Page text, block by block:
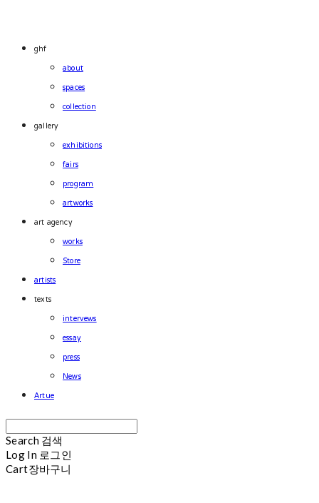
ghf
about
spaces
collection
gallery
exhibitions
fairs
program
artworks
art agency
works
Store
artists
texts
intervews
essay
press
News
Artue
Search 검색
Log In 로그인
Cart장바구니